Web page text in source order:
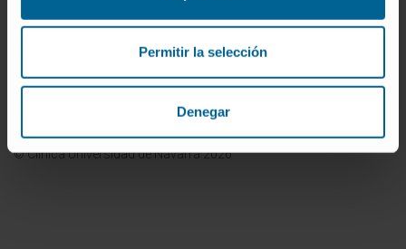
Permitir la selección
Denegar
diagnóstico, tratamiento o recomendaciones de profesionales de
para tratar cualquier condición o síntoma médico. La Clínica
Universidad de Navarra no se responsabiliza por el uso
inapropiado o la interpretación de la información contenida en
© Clínica Universidad de Navarra 2026